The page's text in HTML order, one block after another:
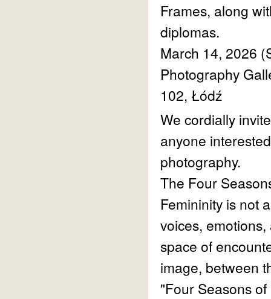
Frames, along
diplomas.
March 14, 2026
Photography
102, Łódź
We cordially
anyone
photography.
The Four
Femininity is not
voices,
space of
image, between
"Four Seasons